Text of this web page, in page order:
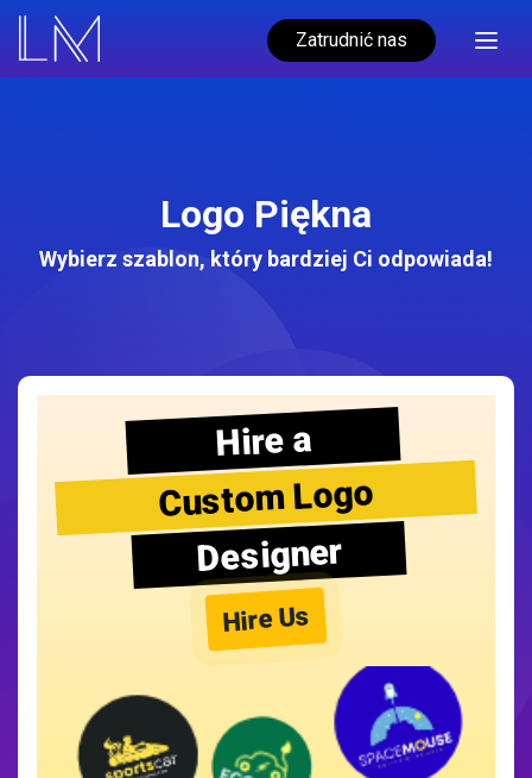
Zatrudnić nas
Logo Piękna
Wybierz szablon, który bardziej Ci odpowiada!
Hire a
Custom Logo
Designer
Hire Us